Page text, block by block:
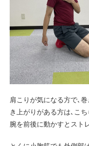
肩こりが気になる方で､
き上がりがある方は､こ
腕を前後に動かすとスト